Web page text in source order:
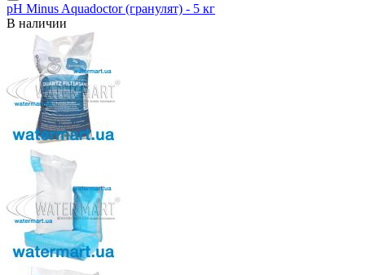
pH Minus Aquadoctor (гранулят) - 5 кг
В наличии